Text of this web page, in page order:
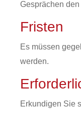
Gesprächen
Fristen
Es müssen
werden.
Erkundigen Sie